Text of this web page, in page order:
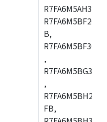
B,
,
,
FB,